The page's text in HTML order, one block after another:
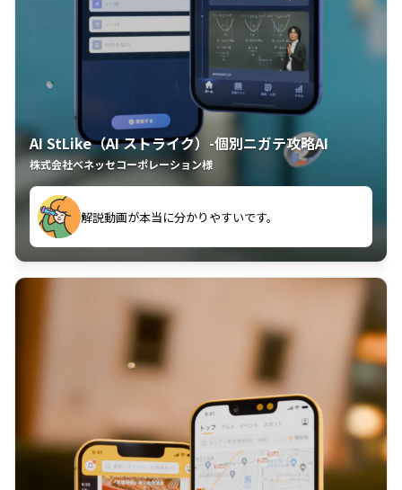
AI StLike（AI ストライク）-個別ニガテ攻略AI
株式会社ベネッセコーポレーション様
古文漢文を主に使わせていただいているが、復習する
のに非常に役立っている。
解説動画が本当に分かりやすいです。